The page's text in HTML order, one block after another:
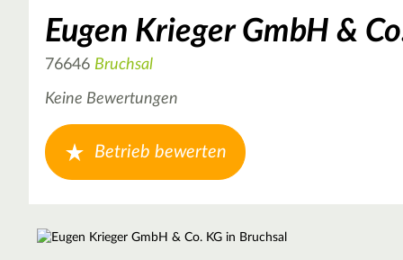
Eugen Krieger GmbH &
76646 Bruchsal
Keine Bewertungen
Betrieb bewerten